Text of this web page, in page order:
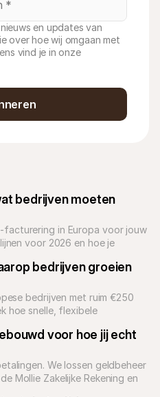
bedrijven moeten
in Europa voor jouw
voor 2026 en hoe je
bedrijven groeien
bedrijven met ruim €250
hoe snelle, flexibele
voor hoe jij echt
We lossen geldbeheer
Mollie Zakelijke Rekening en
en updates van
over hoe wij omgaan met
vind je in onze